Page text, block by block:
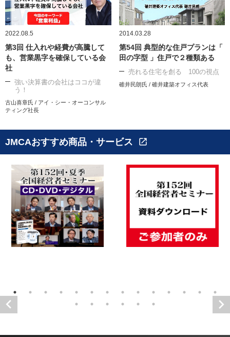
2022.08.5
第3回 仕入れや経費が高騰して
も、営業黒字を確保している会
社
強い決算書の会社はココが違
う！
古山喜章氏 / アイ・シー・オーコンサル
ティング社長
2014.03.28
第54回 典型的な住戸プランは「
田の字型 」住戸で２種類ある
売れる住宅を創る 100の視点
碓井民朗氏 / 碓井建築オフィス代表
JMCAおすすめ商品・サービス open_in_new